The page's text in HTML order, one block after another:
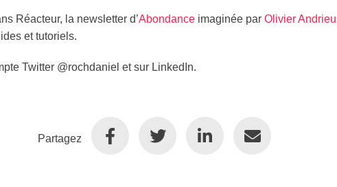
Réacteur, la newsletter d’Abondance imaginée par Olivier Andrieu
et tutoriels.
Twitter @rochdaniel et sur LinkedIn.
Partagez